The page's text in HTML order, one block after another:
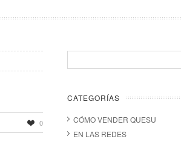
0
CATEGORÍAS
CÓMO VENDER QUESU
EN LAS REDES